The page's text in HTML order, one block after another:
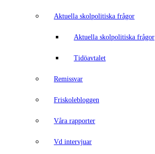
Aktuella skolpolitiska frågor
Aktuella skolpolitiska frågor
Tidöavtalet
Remissvar
Friskolebloggen
Våra rapporter
Vd intervjuar